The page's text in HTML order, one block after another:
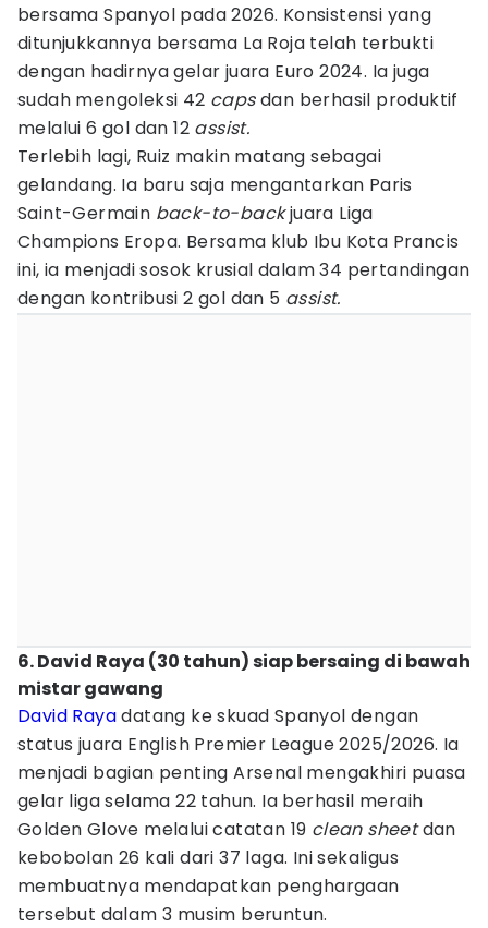
bersama Spanyol pada 2026. Konsistensi yang
ditunjukkannya bersama La Roja telah terbukti
dengan hadirnya gelar juara Euro 2024. Ia juga
sudah mengoleksi 42 capsdan berhasil produktif
melalui 6 gol dan 12 assist.
Terlebih lagi, Ruiz makin matang sebagai
gelandang. Ia baru saja mengantarkan Paris
Saint-Germain back-to-backjuara Liga
Champions Eropa. Bersama klub Ibu Kota Prancis
ini, ia menjadi sosok krusial dalam 34 pertandingan
dengan kontribusi 2 gol dan 5 assist.
6. David Raya (30 tahun) siap bersaing di bawah
mistar gawang
David Rayadatang ke skuad Spanyol dengan
status juara English Premier League 2025/2026. Ia
menjadi bagian penting Arsenal mengakhiri puasa
gelar liga selama 22 tahun. Ia berhasil meraih
Golden Glove melalui catatan 19 clean sheetdan
kebobolan 26 kali dari 37 laga. Ini sekaligus
membuatnya mendapatkan penghargaan
tersebut dalam 3 musim beruntun.